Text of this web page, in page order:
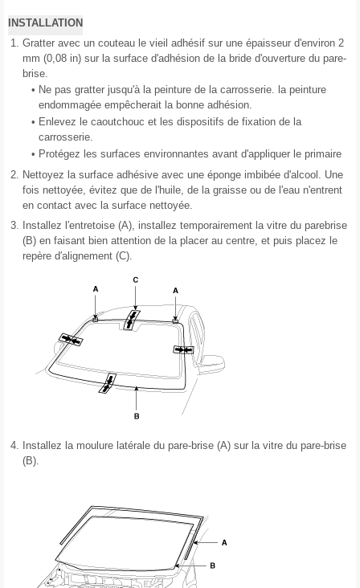
INSTALLATION
1. Gratter avec un couteau le vieil adhésif sur une épaisseur d'environ 2
mm (0,08 in) sur la surface d'adhésion de la bride d'ouverture du pare-
brise.
• Ne pas gratter jusqu'à la peinture de la carrosserie. la peinture
endommagée empêcherait la bonne adhésion.
• Enlevez le caoutchouc et les dispositifs de fixation de la
carrosserie.
• Protégez les surfaces environnantes avant d'appliquer le primaire
2. Nettoyez la surface adhésive avec une éponge imbibée d'alcool. Une
fois nettoyée, évitez que de l'huile, de la graisse ou de l'eau n'entrent
en contact avec la surface nettoyée.
3.
Installez l′entretoise (A), installez temporairement la vitre du parebrise
(B) en faisant bien attention de la placer au centre, et puis placez le
repère d′alignement (C).
4.
Installez la moulure latérale du pare-brise (A) sur la vitre du pare-brise
(B).